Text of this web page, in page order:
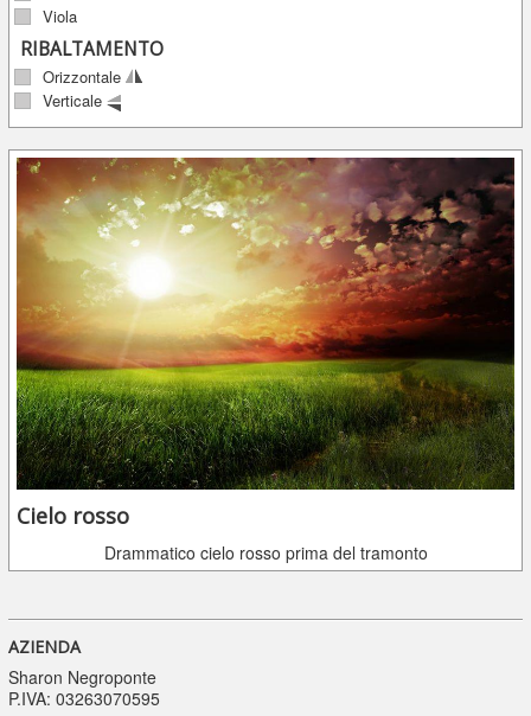
Viola
RIBALTAMENTO
Orizzontale
Verticale
Cielo rosso
Drammatico cielo rosso prima del tramonto
AZIENDA
Sharon Negroponte
P.IVA: 03263070595